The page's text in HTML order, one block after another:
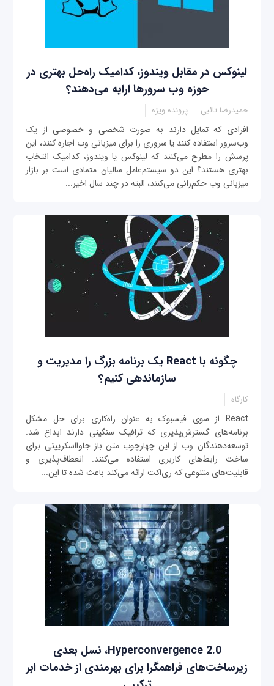
لینوکس در مقابل ویندوز، کدامیک راه‌حل بهتری در
حوزه وب سرورها ارایه می‌دهند؟
حمیدرضا تائبی پرونده ویژه
افرادی که تمایل دارند به صورت شخصی و خصوصی از یک
وب‌سرور استفاده کنند یا سروری را برای میزبانی وب اجاره کنند، این
پرسش را مطرح می‌کنند که لینوکس یا ویندوز، کدامیک انتخاب
بهتری هستند؟ این دو سیستم‌عامل سالیان متمادی است بر بازار
میزبانی وب حکم‌رانی می‌کنند، البته در چند سال اخیر...
چگونه با React یک برنامه بزرگ را مدیریت و
سازماند‌هی کنیم؟
کارگاه
React از سوی فیسبوک به عنوان راه‌کاری برای حل مشکل
برنامه‌های گسترش‌پذیری که ترافیک سنگینی دارند ابداع شد.
توسعه‌دهندگان وب از این چهارچوب متن باز جاوااسکریپتی برای
ساخت رابط‌های کاربری استفاده می‌کنند. انعطاف‌پذیری و
قابلیت‌های متنوعی که ری‌اکت ارائه می‌کند باعث شده تا این...
Hyperconvergence 2.0، نسل بعدی
زیرساخت‌های فراهمگرا برای بهرمندی از خدمات ابر